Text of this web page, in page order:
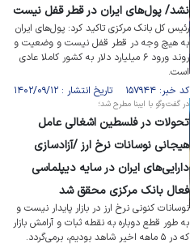
نشد/ پول‌های ایران در قطر قفل نیست
رئیس کل بانک مرکزی تاکید کرد: پول‌های ایران
به هیچ وجه در قطر قفل نیست و وضعیت و
روند ورود ۶ میلیارد دلار به کشور کاملا عادی
است.
کد خبر: ۱۵۷۹۴۴ تاریخ انتشار : ۱۴۰۲/۰۹/۱۲
در گفت‌وگو با ایبنا مطرح شد؛
تحولات در فلسطین اشغالی عامل
هیجانی نوسانات نرخ ارز /آزادسازی
دارایی‌های ایران در سایه دیپلماسی
فعال بانک مرکزی محقق شد
نوسانات کنونی نرخ ارز در بازار پایدار نیست و
به طور قطع دوباره به نقطه ثبات و آرامش بازار
که در ۵ ماهه اخیر شاهد بودیم، برمی‌گردد.